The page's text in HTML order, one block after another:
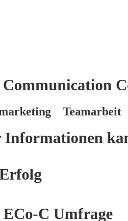
Teamarbeit
Informationen
ECo-C Umfrage